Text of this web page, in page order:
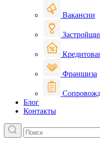
Вакансии
Франшиза
Блог
Контакты